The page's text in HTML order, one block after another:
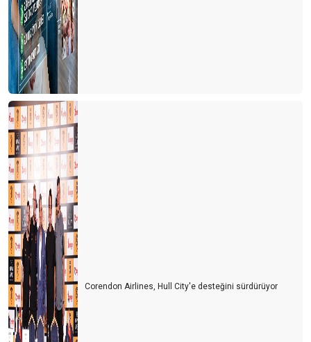
Corendon Airlines, Hull City'e desteğini sürdürüyor